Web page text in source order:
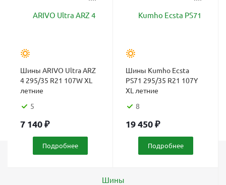
Шины ARIVO Ultra ARZ
4 295/35 R21 107W XL
летние
5
7 140₽
Подробнее
Шины Kumho Ecsta
PS71 295/35 R21 107Y
XL летние
8
19 450₽
Подробнее
Шины